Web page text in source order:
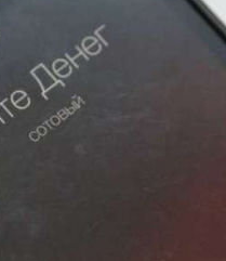
в Волгограде
и детсадов к
девушка
с ножом